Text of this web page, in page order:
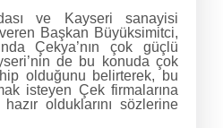
ve Kayseri sanayisi
Başkan Büyüksimitci,
Çekya’nın çok güçlü
de bu konuda çok
olduğunu belirterek, bu
isteyen Çek firmalarına
olduklarını sözlerine